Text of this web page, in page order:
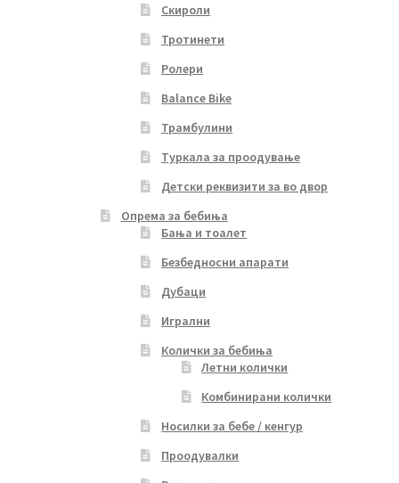
Скироли
Тротинети
Ролери
Balance Bike
Трамбулини
Туркала за проодување
Детски реквизити за во двор
Опрема за бебиња
Бања и тоалет
Безбедносни апарати
Дубаци
Игрални
Колички за бебиња
Летни колички
Комбинирани колички
Носилки за бебе / кенгур
Проодувалки